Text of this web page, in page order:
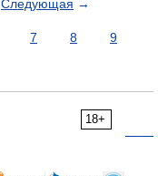
Следующая →
7 8
9
18+